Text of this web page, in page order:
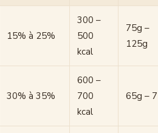
15% à 25%
300 –
500
kcal
75g –
125g
30% à 35%
600 –
700
kcal
65g –